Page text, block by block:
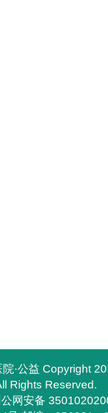
·公益 Copyright
Rights Reserved.
网安备